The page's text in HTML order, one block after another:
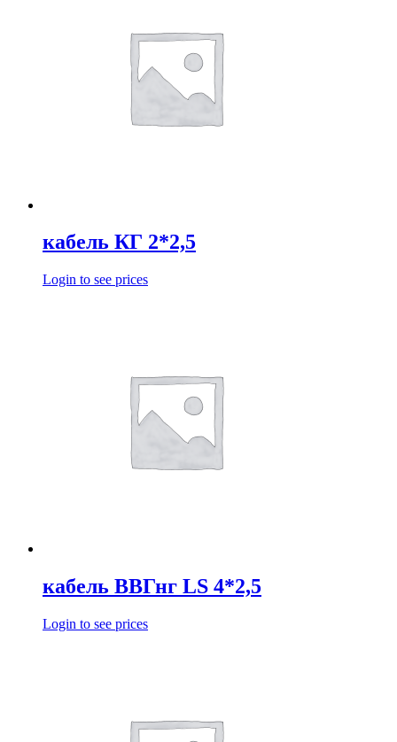
кабель КГ 2*2,5
Login to see prices
кабель ВВГнг LS 4*2,5
Login to see prices